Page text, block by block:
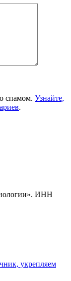
спамом. Узнайте,
.
ИНН
укрепляем